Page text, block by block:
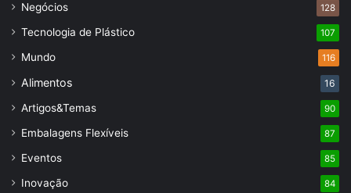
Negócios 128
Tecnologia de Plástico 107
Mundo 116
Alimentos 16
Artigos&Temas 90
Embalagens Flexíveis 87
Eventos 85
Inovação 84